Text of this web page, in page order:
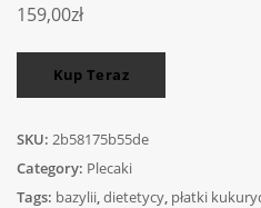
159,00zł
Kup Teraz
SKU: 2b58175b55de
Category: Plecaki
Tags: bazylii,dietetycy, płatki